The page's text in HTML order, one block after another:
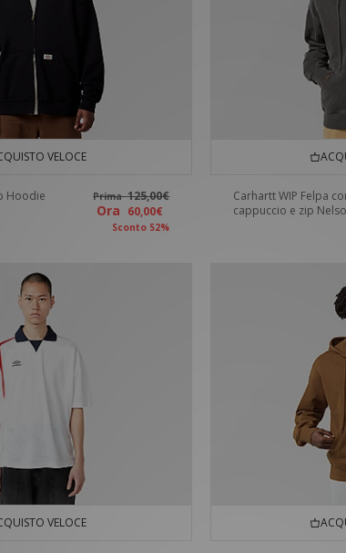
VELOCE
Hoodie Prima125,00€
Ora 60,00€
Sconto 52%
Carhartt WIP Felpa
cappuccio e zip
VELOCE